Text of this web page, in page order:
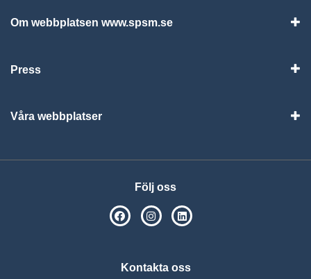
Om webbplatsen www.spsm.se
Press
Våra webbplatser
Följ oss
SPSM på Facebook
SPSM på Instagram
Kontakta oss